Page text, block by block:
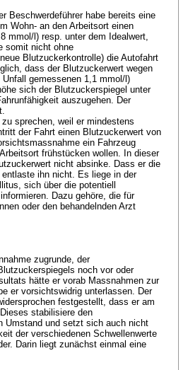
Beschwerdeführer habe bereits eine
Wohn- an den Arbeitsort einen
mmol/l) resp. unter dem Idealwert,
somit nicht ohne
Blutzuckerkontrolle) die Autofahrt
dass der Blutzuckerwert wegen
gemessenen 1,1 mmol/l)
sich der Blutzuckerspiegel unter
auszugehen. Der
sprechen, weil er mindestens
der Fahrt einen Blutzuckerwert von
ein Fahrzeug
frühstücken wollen. In dieser
nicht absinke. Dass er die
ihn nicht. Es liege in der
sich über die potentiell
Dazu gehöre, die für
oder den behandelnden Arzt
zugrunde, der
noch vor oder
hätte er vorab Massnahmen zur
er vorsichtswidrig unterlassen. Der
festgestellt, dass er am
stabilisiere den
Umstand und setzt sich auch nicht
der verschiedenen Schwellenwerte
Darin liegt zunächst einmal eine